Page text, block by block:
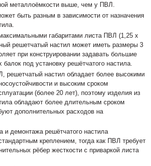
металлоёмкости выше, чем у ПВЛ.
быть разным в зависимости от назначения
габаритами листа ПВЛ (1,25 х
решетчатый настил может иметь размеры 3
при конструировании задавать большие
под установку решётчатого настила.
решетчатый настил обладает более высокими
и высоким сроком
(более 20 лет), поэтому изделия из
обладают более длительным сроком
дополнительных расходов на
и демонтажа решётчатого настила
креплением, тогда как ПВЛ требует
рёбер жесткости с приваркой листа